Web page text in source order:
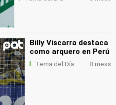
Billy Viscarra destaca
como arquero en Perú
Tema del Día 8 mess